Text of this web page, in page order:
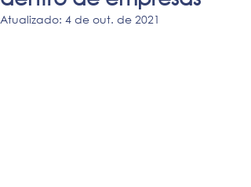
Atualizado: 4 de out. de 2021